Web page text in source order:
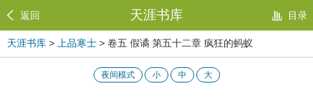
返回 天涯书库 目录
天涯书库 > 上品寒士 > 卷五 假谲 第五十二章 疯狂的蚂蚁
夜间模式 小 中 大